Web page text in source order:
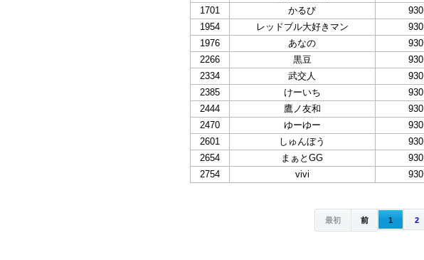
1701
かるび 930
1954
レッドブル大好きマン 930
1976
あなの 930
2266
黒豆 930
2334
武交人 930
2385
けーいち 930
2444
鷹ノ友和 930
2470
ゆーゆー 930
2601
しゅんぼう 930
2654
まぁとGG 930
2754
vivi 930
最初 前 1 2